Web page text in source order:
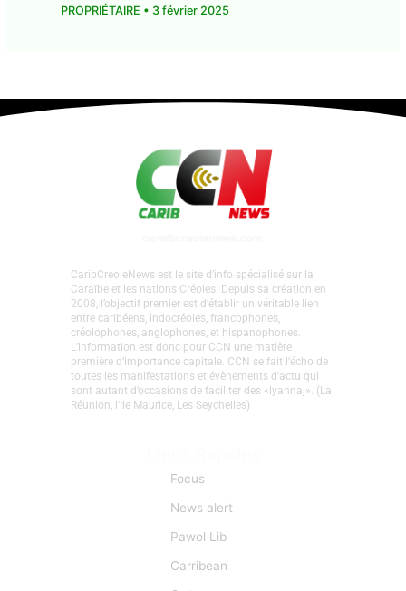
CaribCreoleNews est le site d’info spécialisé sur la
Caraïbe et les nations Créoles. Depuis sa création en
2008, l’objectif premier est d’établir un véritable lien
entre caribéens, indocréoles, francophones,
créolophones, anglophones, et hispanophones.
L’information est donc pour CCN une matière
première d’importance capitale. CCN se fait l’écho de
toutes les manifestations et évènements d'actu qui
sont autant d’occasions de faciliter des «lyannaj». (La
Réunion, l'Ile Maurice, Les Seychelles)
Focus
News alert
Pawol Lib
Carribean